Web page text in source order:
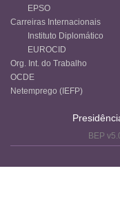
EPSO
Carreiras Internacionais
Instituto Diplomático
EUROCID
Org. Int. do Trabalho
OCDE
Netemprego (IEFP)
BEP